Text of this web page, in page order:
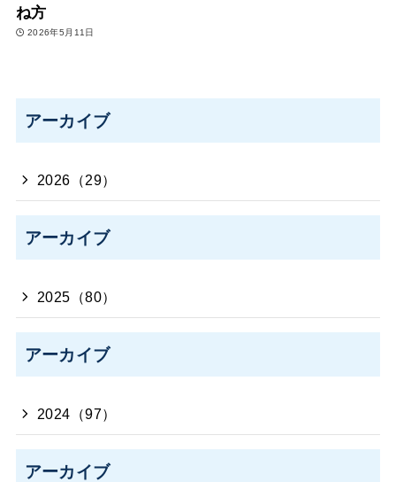
ね方
2026年5月11日
アーカイブ
2026（29）
アーカイブ
2025（80）
アーカイブ
2024（97）
アーカイブ